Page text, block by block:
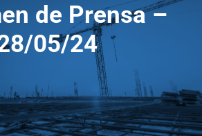
de Prensa –
05/24